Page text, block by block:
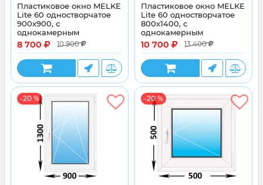
Пластиковое окно MELKE
Lite 60 одностворчатое
900x900, с
однокамерным
энергосберегающим
стеклопакетом
8 700 10 900
Пластиковое окно MELKE
Lite 60 одностворчатое
800x1400, с
однокамерным
энергосберегающим
стеклопакетом
10 700 13 400
-20 % -20 %